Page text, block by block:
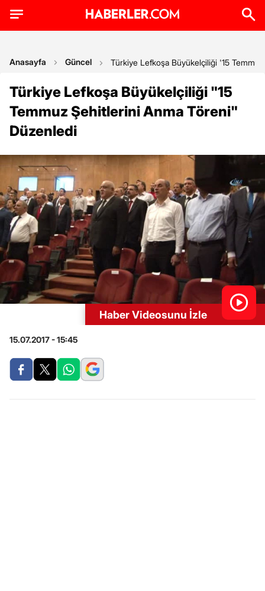
Anasayfa Güncel Türkiye Lefkoşa Büyükelçiliği '15
Türkiye Lefkoşa Büyükelçiliği "15
Temmuz Şehitlerini Anma Töreni"
Düzenledi
Haber Videosunu İzle
15.07.2017 - 15:45